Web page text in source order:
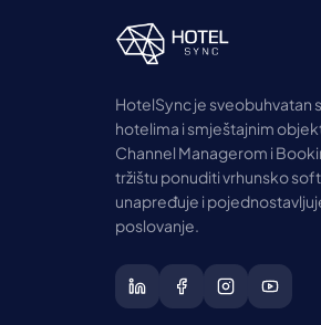
HotelSync je sveobuhvatan
hotelima i smještajnim
Channel Managerom i
tržištu ponuditi vrhunsko
unapređuje i
poslovanje.